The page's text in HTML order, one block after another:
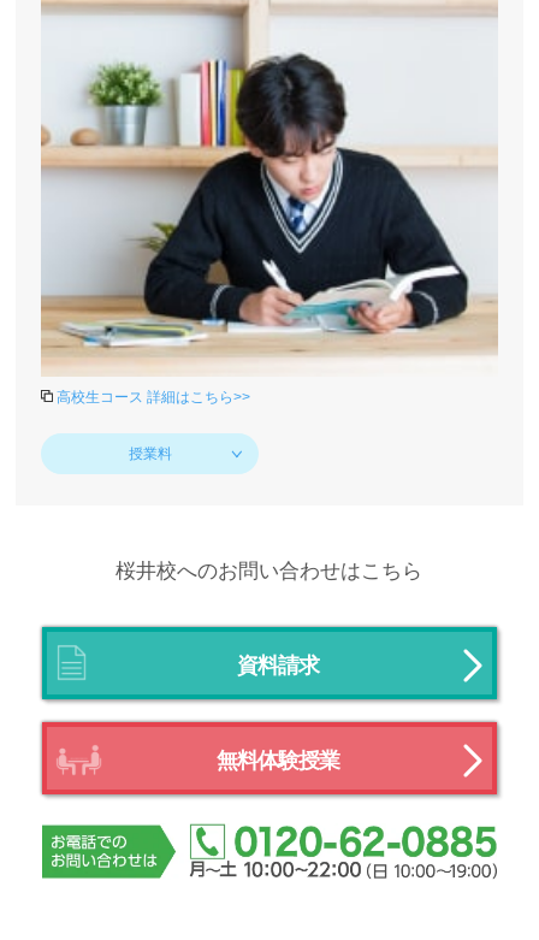
高校生コース 詳細はこちら>>
授業料
桜井校へのお問い合わせはこちら
資料請求
無料体験授業